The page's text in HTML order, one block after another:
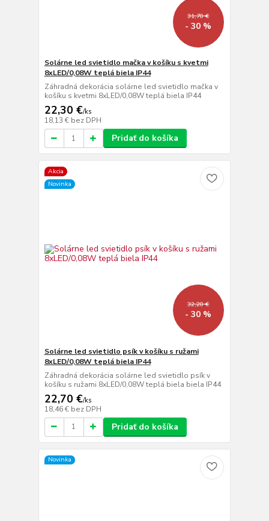
31,70 €
- 30 %
Solárne led svietidlo mačka v košíku s kvetmi
8xLED/0,08W teplá biela IP44
Záhradná dekorácia solárne led svietidlo mačka v
košíku s kvetmi 8xLED/0,08W teplá biela IP44
22,30 €/ks
18,13 € bez DPH
Pridať do košíka
Akcia
Novinka
32,20 €
- 30 %
Solárne led svietidlo psík v košíku s ružami
8xLED/0,08W teplá biela IP44
Záhradná dekorácia solárne led svietidlo psík v
košíku s ružami 8xLED/0,08W teplá biela biela IP44
22,70 €/ks
18,46 € bez DPH
Pridať do košíka
Novinka